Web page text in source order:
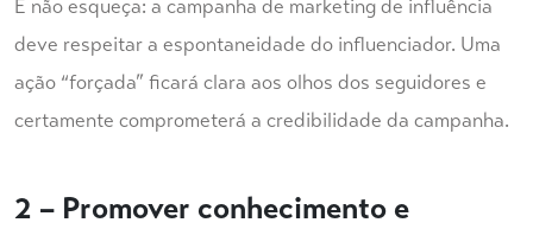
E não esqueça: a campanha de marketing de influência
deve respeitar a espontaneidade do influenciador. Uma
ação “forçada” ficará clara aos olhos dos seguidores e
certamente comprometerá a credibilidade da campanha.
2 – Promover conhecimento e